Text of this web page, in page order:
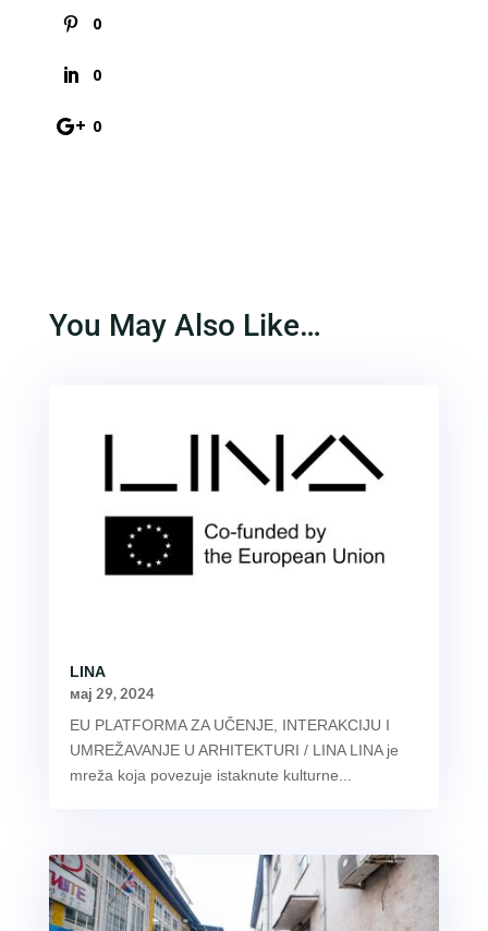
0
0
0
You May Also Like…
LINA
мај 29, 2024
EU PLATFORMA ZA UČENJE, INTERAKCIJU I
UMREŽAVANJE U ARHITEKTURI / LINA LINA je
mreža koja povezuje istaknute kulturne...